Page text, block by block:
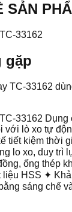
SẢN
33162
gặp
TC-33162
33162
với lò xo tự
tiết kiệm thời
lo xo, duy trì
ống thép
liệu HSS ✦
sáng chế